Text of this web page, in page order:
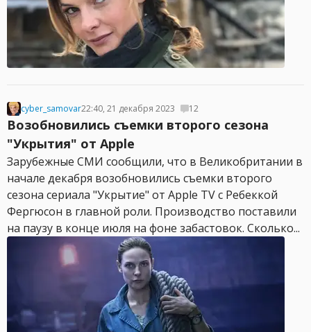
cyber_samovar22:40, 21 декабря 2023 12
Возобновились съемки второго сезона
"Укрытия" от Apple
Зарубежные СМИ сообщили, что в Великобритании в
начале декабря возобновились съемки второго
сезона сериала "Укрытие" от Apple TV с Ребеккой
Фергюсон в главной роли. Производство поставили
на паузу в конце июля на фоне забастовок. Сколько...